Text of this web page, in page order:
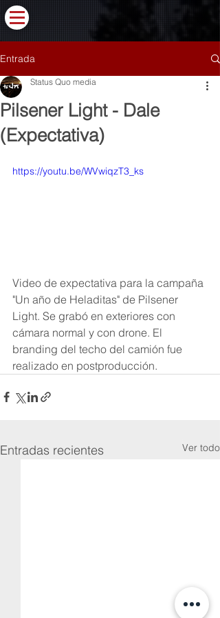
Entrada
Pilsener Light - Dale
(Expectativa)
Status Quo media
https://youtu.be/WVwiqzT3_ks
Video de expectativa para la campaña
"Un año de Heladitas" de Pilsener
Light. Se grabó en exteriores con
cámara normal y con drone. El
branding del techo del camión fue
realizado en postproducción.
Entradas recientes Ver todo